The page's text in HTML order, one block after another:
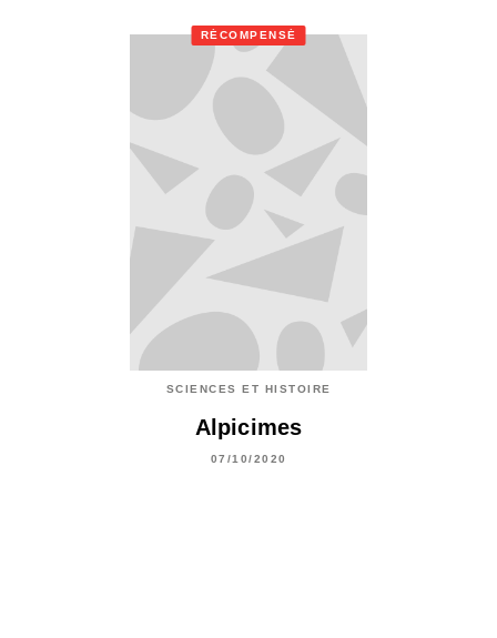
RÉCOMPENSÉ
SCIENCES ET HISTOIRE
Alpicimes
07/10/2020